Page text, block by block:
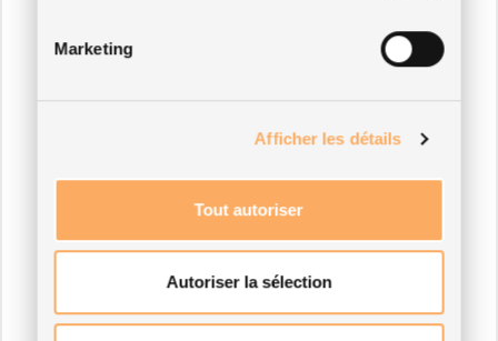
Marketing
Afficher les détails
Tout autoriser
Autoriser la sélection